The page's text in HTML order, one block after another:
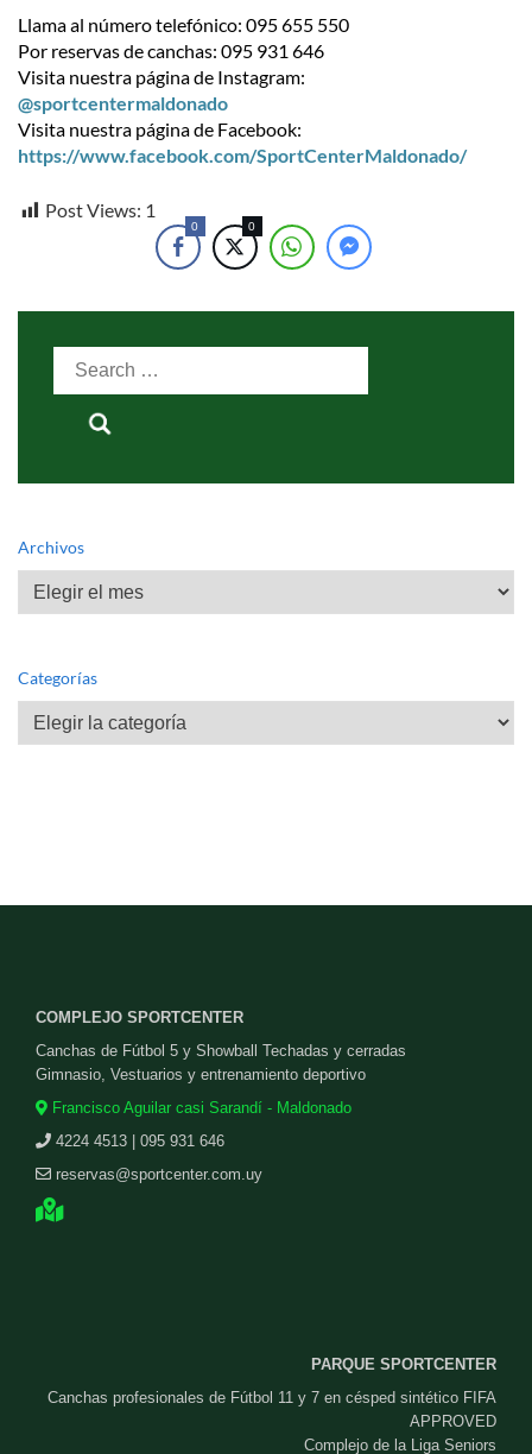
Llama al número telefónico: 095 655 550
Por reservas de canchas: 095 931 646
Visita nuestra página de Instagram:
@sportcentermaldonado
Visita nuestra página de Facebook:
https://www.facebook.com/SportCenterMaldonado/
Post Views: 1
0 0
Search
Archivos
Archivos
Categorías
Categorías
COMPLEJO SPORTCENTER
Canchas de Fútbol 5 y Showball Techadas y cerradas
Gimnasio, Vestuarios y entrenamiento deportivo
Francisco Aguilar casi Sarandí - Maldonado
4224 4513 | 095 931 646
reservas@sportcenter.com.uy
PARQUE SPORTCENTER
Canchas profesionales de Fútbol 11 y 7 en césped sintético FIFA
APPROVED
Complejo de la Liga Seniors